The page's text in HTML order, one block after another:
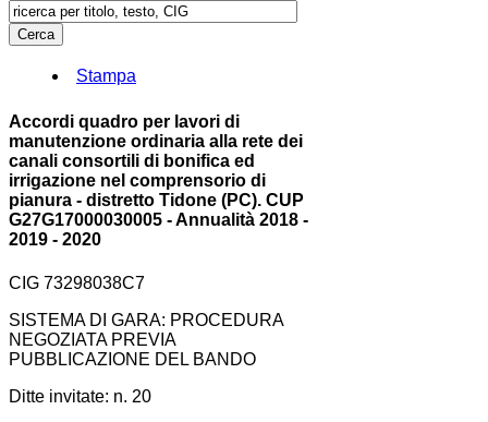
Stampa
Accordi quadro per lavori di
manutenzione ordinaria alla rete dei
canali consortili di bonifica ed
irrigazione nel comprensorio di
pianura - distretto Tidone (PC). CUP
G27G17000030005 - Annualità 2018 -
2019 - 2020
CIG 73298038C7
SISTEMA DI GARA: PROCEDURA
NEGOZIATA PREVIA
PUBBLICAZIONE DEL BANDO
Ditte invitate: n. 20